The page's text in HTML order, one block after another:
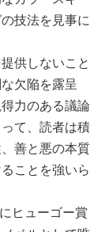
技法を見事に
供しないこと
欠陥を露呈
力のある議論
て、読者は積
善と悪の本質
ことを強いら
ヒューゴー賞